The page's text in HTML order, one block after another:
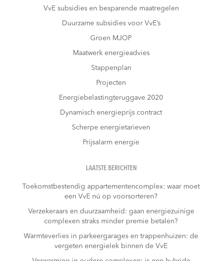
VvE subsidies en besparende maatregelen
Duurzame subsidies voor VvE’s
Groen MJOP
Maatwerk energieadvies
Stappenplan
Projecten
Energiebelastingteruggave 2020
Dynamisch energieprijs contract
Scherpe energietarieven
Prijsalarm energie
LAATSTE BERICHTEN
Toekomstbestendig appartementencomplex: waar moet
een VvE nú op voorsorteren?
Verzekeraars en duurzaamheid: gaan energiezuinige
complexen straks minder premie betalen?
Warmteverlies in parkeergarages en trappenhuizen: de
vergeten energielek binnen de VvE